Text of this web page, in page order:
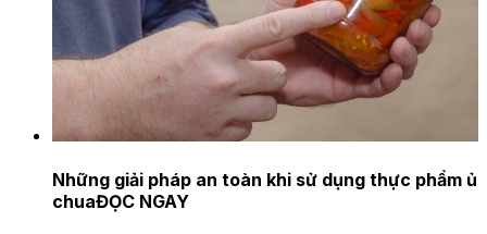
Những giải pháp an toàn khi sử dụng thực phẩm ủ
chuaĐỌC NGAY